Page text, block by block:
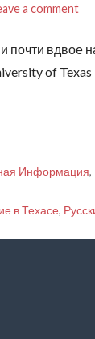
a comment
вдвое
of Texas
Информация,
в Техасе,